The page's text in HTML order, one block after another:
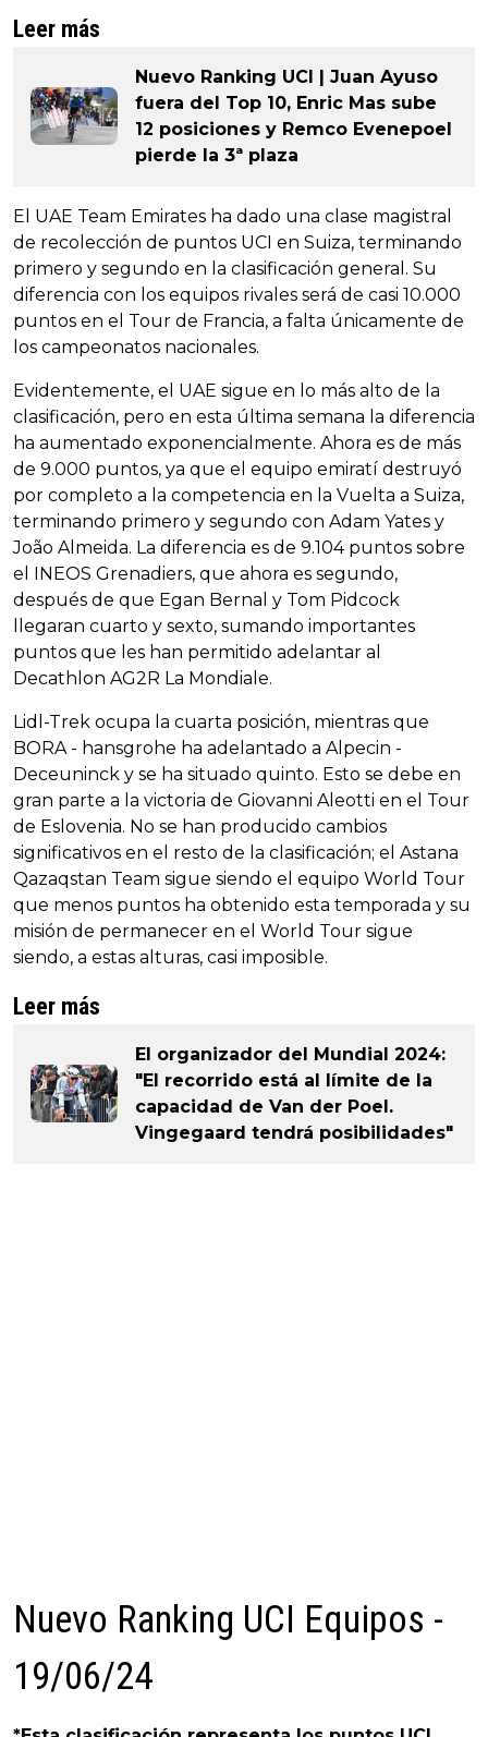
Leer más
Nuevo Ranking UCI | Juan Ayuso
fuera del Top 10, Enric Mas sube
12 posiciones y Remco Evenepoel
pierde la 3ª plaza
El UAE Team Emirates ha dado una clase magistral
de recolección de puntos UCI en Suiza, terminando
primero y segundo en la clasificación general. Su
diferencia con los equipos rivales será de casi 10.000
puntos en el Tour de Francia, a falta únicamente de
los campeonatos nacionales.
Evidentemente, el UAE sigue en lo más alto de la
clasificación, pero en esta última semana la diferencia
ha aumentado exponencialmente. Ahora es de más
de 9.000 puntos, ya que el equipo emiratí destruyó
por completo a la competencia en la Vuelta a Suiza,
terminando primero y segundo con Adam Yates y
João Almeida. La diferencia es de 9.104 puntos sobre
el INEOS Grenadiers, que ahora es segundo,
después de que Egan Bernal y Tom Pidcock
llegaran cuarto y sexto, sumando importantes
puntos que les han permitido adelantar al
Decathlon AG2R La Mondiale.
Lidl-Trek ocupa la cuarta posición, mientras que
BORA - hansgrohe ha adelantado a Alpecin -
Deceuninck y se ha situado quinto. Esto se debe en
gran parte a la victoria de Giovanni Aleotti en el Tour
de Eslovenia. No se han producido cambios
significativos en el resto de la clasificación; el Astana
Qazaqstan Team sigue siendo el equipo World Tour
que menos puntos ha obtenido esta temporada y su
misión de permanecer en el World Tour sigue
siendo, a estas alturas, casi imposible.
Leer más
El organizador del Mundial 2024:
"El recorrido está al límite de la
capacidad de Van der Poel.
Vingegaard tendrá posibilidades"
Nuevo Ranking UCI Equipos -
19/06/24